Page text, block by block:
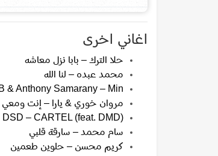
اغاني اخرى
حلا الترك – بابا نزل معاشه
محمد عبده – لنا الله
& Anthony Samarany – Min
مروان خوري & يارا – إنت
DSD – CARTEL (feat. DMD)
سام محمد – سارقة قلبي
كريم محسن – حلوين طعمين